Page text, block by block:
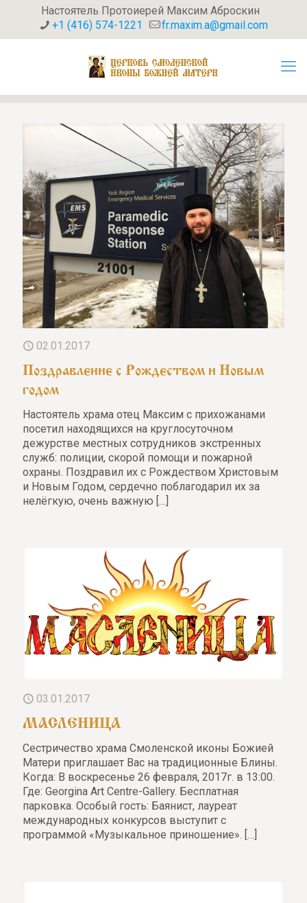
Настоятель Протоиерей Максим Аброскин
+1 (416) 574-1221
fr.maxim.a@gmail.com
02.01.2017
Поздравление с Рождеством и Новым
годом
Настоятель храма отец Максим с прихожанами
посетил находящихся на круглосуточном
дежурстве местных сотрудников экстренных
служб: полиции, скорой помощи и пожарной
охраны. Поздравил их с Рождеством Христовым
и Новым Годом, сердечно поблагодарил их за
нелёгкую, очень важную […]
03.01.2017
МАСЛЕНИЦА
Сестричество храма Смоленской иконы Божией
Матери приглашает Вас на традиционные Блины.
Когда: В воскресенье 26 февраля, 2017г. в 13:00.
Где: Georgina Art Centre-Gallery. Бесплатная
парковка. Особый гость: Баянист, лауреат
международных конкурсов выступит с
программой «Музыкальное приношение». […]